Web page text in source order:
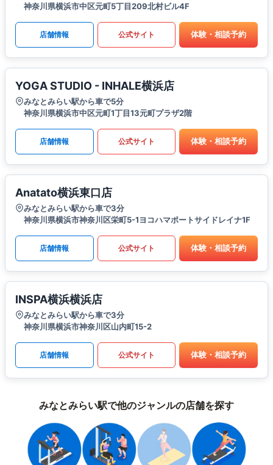
神奈川県横浜市中区元町5丁目209北村ビル4F
店舗情報 公式サイト 体験・相談予約
YOGA STUDIO - INHALE横浜店
みなとみらい駅から車で5分
神奈川県横浜市中区元町1丁目13元町プラザ2階
店舗情報 公式サイト 体験・相談予約
Anatato横浜東口店
みなとみらい駅から車で3分
神奈川県横浜市神奈川区栄町5-1ヨコハマポートサイドレイナ1F
店舗情報 公式サイト 体験・相談予約
INSPA横浜横浜店
みなとみらい駅から車で3分
神奈川県横浜市神奈川区山内町15-2
店舗情報 公式サイト 体験・相談予約
みなとみらい駅で他のジャンルの店舗を探す